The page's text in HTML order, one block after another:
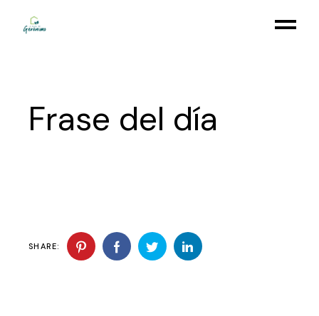
Frase del día
SHARE: